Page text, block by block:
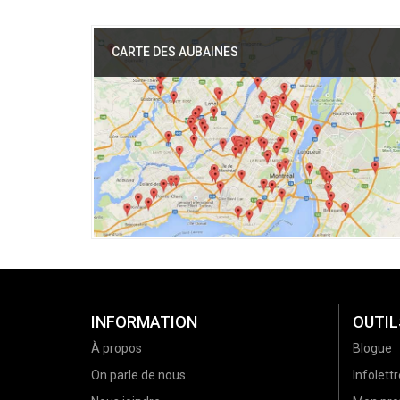
CARTE DES AUBAINES
INFORMATION
À propos
On parle de nous
Blogue